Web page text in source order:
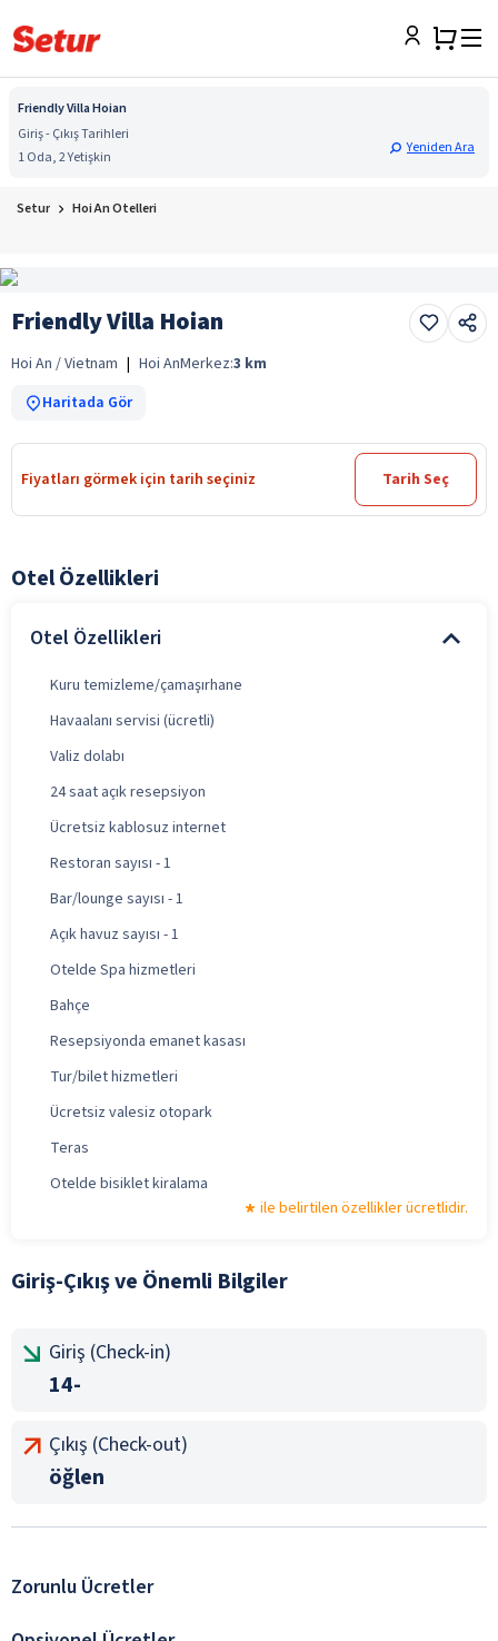
Friendly Villa Hoian
Giriş - Çıkış Tarihleri
1 Oda, 2 Yetişkin
Yeniden Ara
Setur Hoi An Otelleri
Friendly Villa Hoian
Hoi An / Vietnam | Hoi AnMerkez:3 km
Haritada Gör
Fiyatları görmek için tarih seçiniz Tarih Seç
Otel Özellikleri
Otel Özellikleri
Kuru temizleme/çamaşırhane
Havaalanı servisi (ücretli)
Valiz dolabı
24 saat açık resepsiyon
Ücretsiz kablosuz internet
Restoran sayısı - 1
Bar/lounge sayısı - 1
Açık havuz sayısı - 1
Otelde Spa hizmetleri
Bahçe
Resepsiyonda emanet kasası
Tur/bilet hizmetleri
Ücretsiz valesiz otopark
Teras
Otelde bisiklet kiralama
ile belirtilen özellikler ücretlidir.
Giriş-Çıkış ve Önemli Bilgiler
Giriş (Check-in)
14-
Çıkış (Check-out)
öğlen
Zorunlu Ücretler